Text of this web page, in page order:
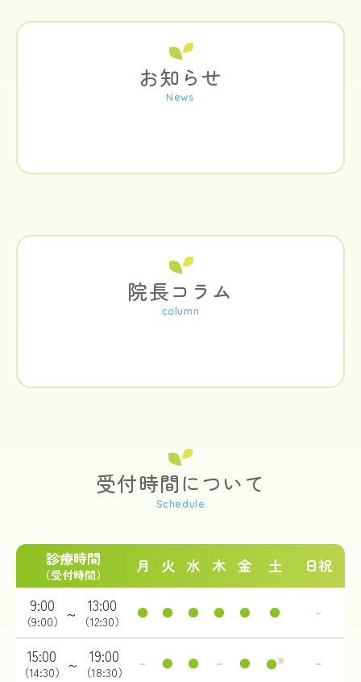
お知らせ
院長コラム
受付時間について
診療時間
（受付時間） 月 火 水 木 金 土
日祝
9:00
（9:00） ～ 13:00
（12:30）
● ● ● ● ● ● －
15:00
（14:30） ～ 19:00
（18:30）
－ ● ● － ● ●※ －